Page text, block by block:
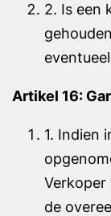
2. Is een
Artikel 16:
1. Indien
de